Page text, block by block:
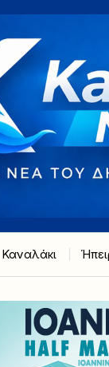
Καναλάκι